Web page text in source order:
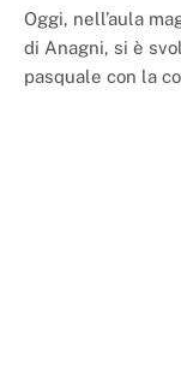
Oggi, nell’aula
di Anagni, si è
pasquale con la